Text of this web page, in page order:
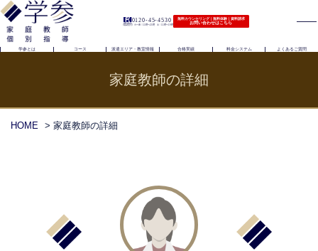
0120-45-4530
（電話受付）火〜金｜11時〜21時 土｜11時〜19時
無料カウンセリング｜無料体験｜資料請求
お問い合わせはこちら
学参とは コース 派遣エリア・教室情報 合格実績 料金システム よくあるご質問
家庭教師の詳細
HOME > 家庭教師の詳細